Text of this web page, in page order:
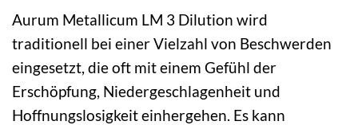
Aurum Metallicum LM 3 Dilution wird
traditionell bei einer Vielzahl von Beschwerden
eingesetzt, die oft mit einem Gefühl der
Erschöpfung, Niedergeschlagenheit und
Hoffnungslosigkeit einhergehen. Es kann